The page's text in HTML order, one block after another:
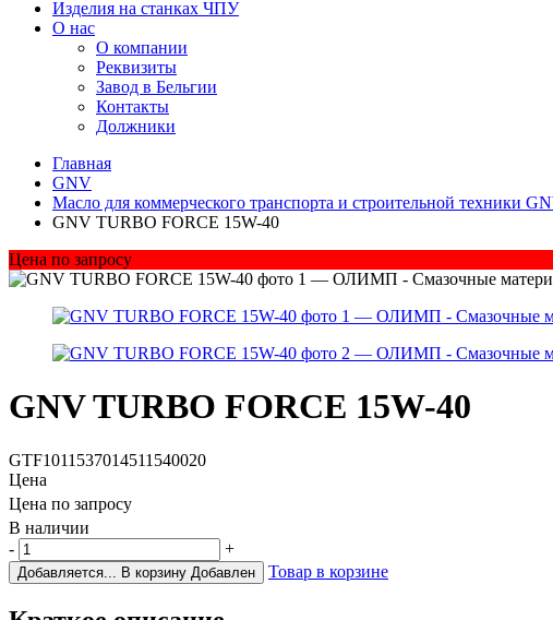
Изделия на станках ЧПУ
О нас
О компании
Реквизиты
Завод в Бельгии
Контакты
Должники
Главная
GNV
Масло для коммерческого транспорта и строительной техники
GNV TURBO FORCE 15W-40
Цена по запросу
GNV TURBO FORCE 15W-40
GTF1011537014511540020
Цена
Цена по запросу
В наличии
-
+
Добавляется... В корзину Добавлен Товар в корзине